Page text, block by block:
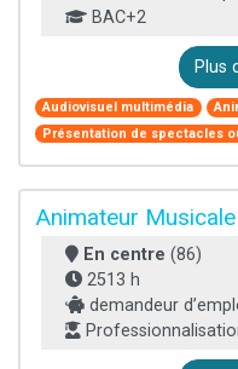
BAC+2
Plus
Audiovisuel multimédia
Présentation de spectacles
Animateur
En centre (86)
2513 h
demandeur